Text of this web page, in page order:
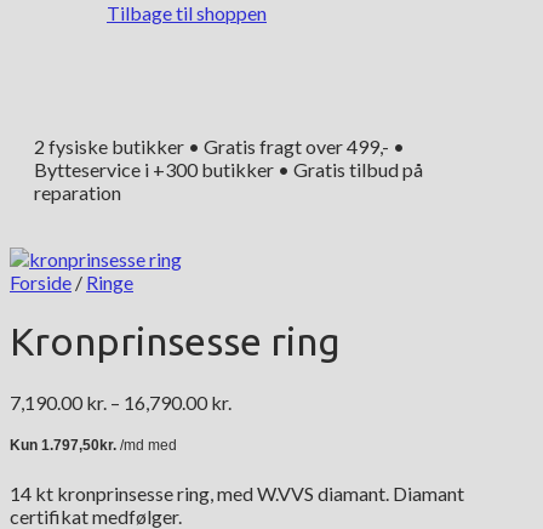
Tilbage til shoppen
2 fysiske butikker • Gratis fragt over 499,- •
Bytteservice i +300 butikker • Gratis tilbud på
reparation
Forside / Ringe
Kronprinsesse ring
7,190.00 kr. – 16,790.00 kr.
14 kt kronprinsesse ring, med W.VVS diamant. Diamant
certifikat medfølger.